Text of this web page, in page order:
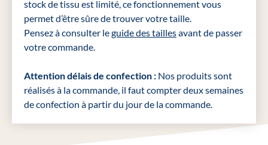
stock de tissu est limité, ce fonctionnement vous
permet d’être sûre de trouver votre taille.
Pensez à consulter leguide des taillesavant de passer
votre commande.
Attention délais de confection : Nos produits sont
réalisés à la commande, il faut compter deux semaines
de confection à partir du jour de la commande.